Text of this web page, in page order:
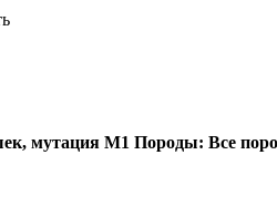
мутация M1 Породы: Все